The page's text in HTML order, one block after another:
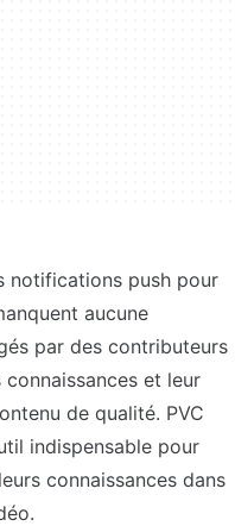
notifications push pour
aucune
par des contributeurs
et leur
de qualité. PVC
indispensable pour
connaissances dans